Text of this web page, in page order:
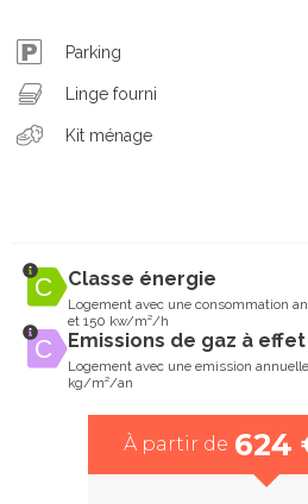
Parking
Linge fourni
Kit ménage
Classe énergie
Logement avec une consommation
et 150 kw/m²/h
Emissions de gaz à
Logement avec une emission
kg/m²/an
À partir de 624